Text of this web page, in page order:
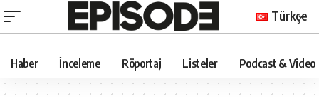
Türkçe
Haber İnceleme Röportaj Listeler Podcast & Video